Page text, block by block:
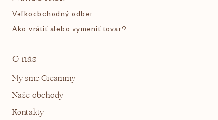
Veľkoobchodný odber
Ako vrátiť alebo vymeniť tovar?
O nás
My sme Creammy
Naše obchody
Kontakty